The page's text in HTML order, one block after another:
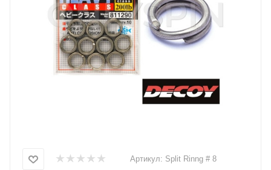
Артикул: Split Rinng # 8